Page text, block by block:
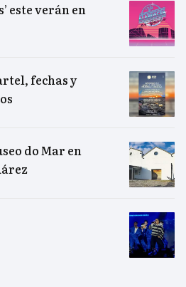
este verán en
fechas y
do Mar en